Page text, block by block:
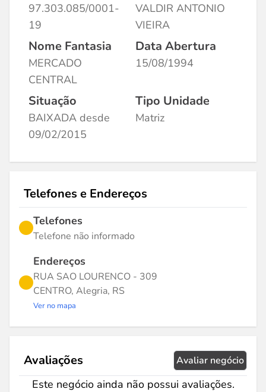
97.303.085/0001-
19
VALDIR ANTONIO
VIEIRA
Nome Fantasia
MERCADO
CENTRAL
Data Abertura
15/08/1994
Situação
BAIXADA desde
09/02/2015
Tipo Unidade
Matriz
Telefones e Endereços
Telefones
Telefone não informado
Endereços
RUA SAO LOURENCO - 309
CENTRO, Alegria, RS
Ver no mapa
Avaliações Avaliar negócio
Este negócio ainda não possui avaliações.